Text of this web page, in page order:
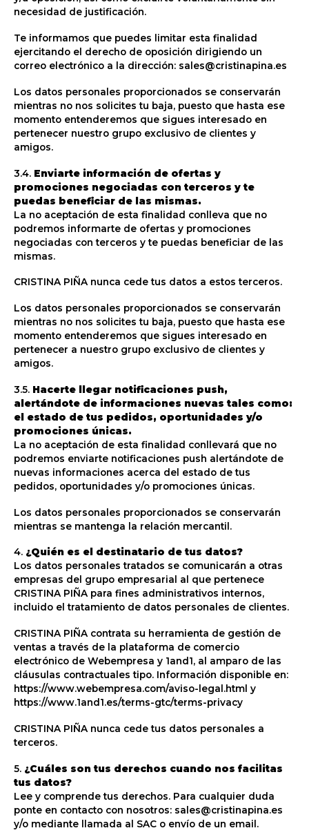
necesidad de justificación.
Te informamos que puedes limitar esta finalidad
ejercitando el derecho de oposición dirigiendo un
correo electrónico a la dirección: sales@cristinapina.es
Los datos personales proporcionados se conservarán
mientras no nos solicites tu baja, puesto que hasta ese
momento entenderemos que sigues interesado en
pertenecer nuestro grupo exclusivo de clientes y
amigos.
3.4. Enviarte información de ofertas y
promociones negociadas con terceros y te
puedas beneficiar de las mismas.
La no aceptación de esta finalidad conlleva que no
podremos informarte de ofertas y promociones
negociadas con terceros y te puedas beneficiar de las
mismas.
CRISTINA PIÑA nunca cede tus datos a estos terceros.
Los datos personales proporcionados se conservarán
mientras no nos solicites tu baja, puesto que hasta ese
momento entenderemos que sigues interesado en
pertenecer a nuestro grupo exclusivo de clientes y
amigos.
3.5. Hacerte llegar notificaciones push,
alertándote de informaciones nuevas tales como:
el estado de tus pedidos, oportunidades y/o
promociones únicas.
La no aceptación de esta finalidad conllevará que no
podremos enviarte notificaciones push alertándote de
nuevas informaciones acerca del estado de tus
pedidos, oportunidades y/o promociones únicas.
Los datos personales proporcionados se conservarán
mientras se mantenga la relación mercantil.
4. ¿Quién es el destinatario de tus datos?
Los datos personales tratados se comunicarán a otras
empresas del grupo empresarial al que pertenece
CRISTINA PIÑA para fines administrativos internos,
incluido el tratamiento de datos personales de clientes.
CRISTINA PIÑA contrata su herramienta de gestión de
ventas a través de la plataforma de comercio
electrónico de Webempresa y 1and1, al amparo de las
cláusulas contractuales tipo. Información disponible en:
https://www.webempresa.com/aviso-legal.html y
https://www.1and1.es/terms-gtc/terms-privacy
CRISTINA PIÑA nunca cede tus datos personales a
terceros.
5. ¿Cuáles son tus derechos cuando nos facilitas
tus datos?
Lee y comprende tus derechos. Para cualquier duda
ponte en contacto con nosotros: sales@cristinapina.es
y/o mediante llamada al SAC o envío de un email.